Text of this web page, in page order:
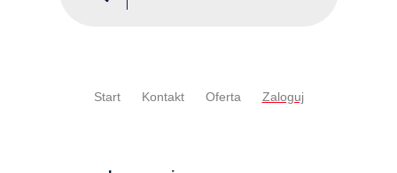
Start Kontakt Oferta Zaloguj